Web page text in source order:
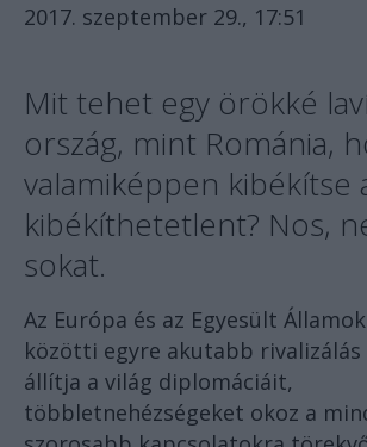
2017. szeptember 29., 17:51
Mit tehet egy örökké
ország, mint Románia,
valamiképpen kibékítse
kibékíthetetlent? Nos,
sokat.
Az Európa és az Egyesült
közötti egyre akutabb rivalizálás
állítja a világ diplomáciáit,
többletnehézségeket okoz a